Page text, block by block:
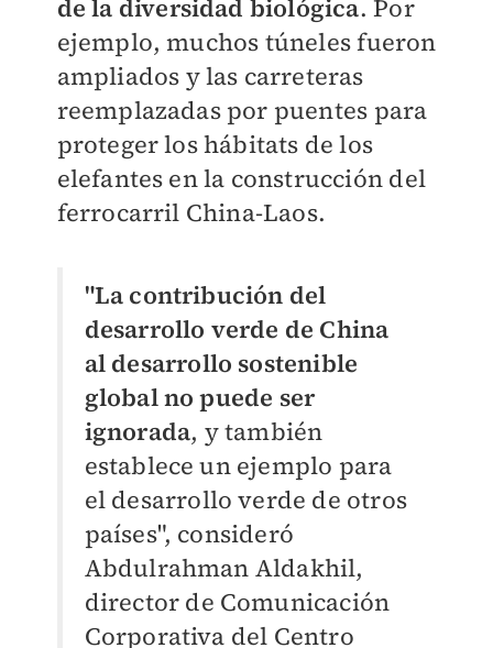
de la diversidad biológica. Por
ejemplo, muchos túneles fueron
ampliados y las carreteras
reemplazadas por puentes para
proteger los hábitats de los
elefantes en la construcción del
ferrocarril China-Laos.
"La contribución del
desarrollo verde de China
al desarrollo sostenible
global no puede ser
ignorada, y también
establece un ejemplo para
el desarrollo verde de otros
países", consideró
Abdulrahman Aldakhil,
director de Comunicación
Corporativa del Centro